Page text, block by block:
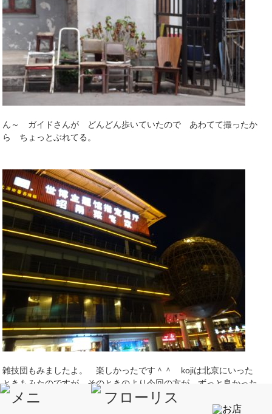
ん～ ガイドさんが どんどん歩いていたので あわてて撮ったか
ら ちょっとぶれてる。
雑技団もみましたよ。 楽しかったです＾＾ kojiは北京にいった
ときもみたのですが そのときのより今回の方が ずっと良かった
と言っていました。